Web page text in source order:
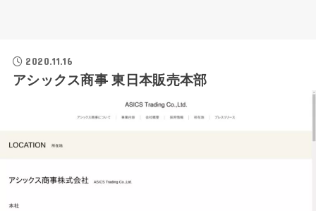
2020.11.16
アシックス商事 東日本販売本部